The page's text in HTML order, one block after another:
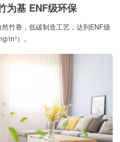
为基 ENF级环保
竹香，低碳制造工艺，达到ENF级
m³）。